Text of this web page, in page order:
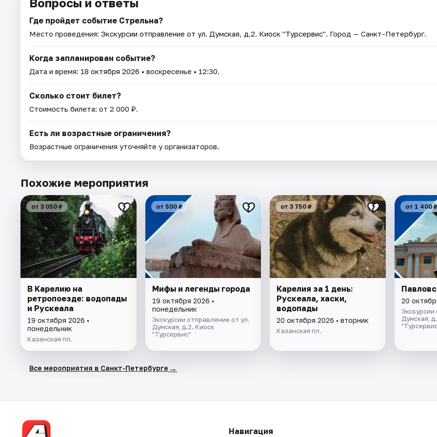
Вопросы и ответы
Где пройдет событие Стрельна?
Место проведения: Экскурсии отправление от ул. Думская, д.2. Киоск "Турсервис". Город — Санкт-Петербург.
Когда запланирован событие?
Дата и время: 18 октября 2026 • воскресенье • 12:30.
Сколько стоит билет?
Стоимость билета: от 2 000 ₽.
Есть ли возрастные ограничения?
Возрастные ограничения уточняйте у организаторов.
Похожие мероприятия
от 3 050 ₽
В Карелию на
ретропоезде: водопады
и Рускеала
19 октября 2026 •
понедельник
Казанская пл.
от 500 ₽
Мифы и легенды города
19 октября 2026 •
понедельник
Экскурсии отправление от ул.
Думская, д.2. Киоск
"Турсервис"
от 3 750 ₽
Карелия за 1 день:
Рускеала, хаски,
водопады
20 октября 2026 • вторник
Казанская пл.
от 1 400 ₽
20
Думская,
Все мероприятия в Санкт-Петербурге →
Навигация